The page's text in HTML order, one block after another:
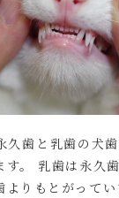
久歯と乳歯の犬
す。 乳歯は永久
よりもとがって